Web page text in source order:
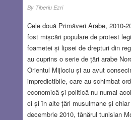
By Tiberiu Ezri
Cele două Primăveri Arabe, 2010-
fost mișcări populare de protest
foametei și lipsei de drepturi din
au cuprins o serie de țări arabe
Orientul Mijlociu și au avut
impredictibile, care au schimbat
economică și politică nu numai
ci și în alte țări musulmane și
decembrie 2010, tânărul tunisian